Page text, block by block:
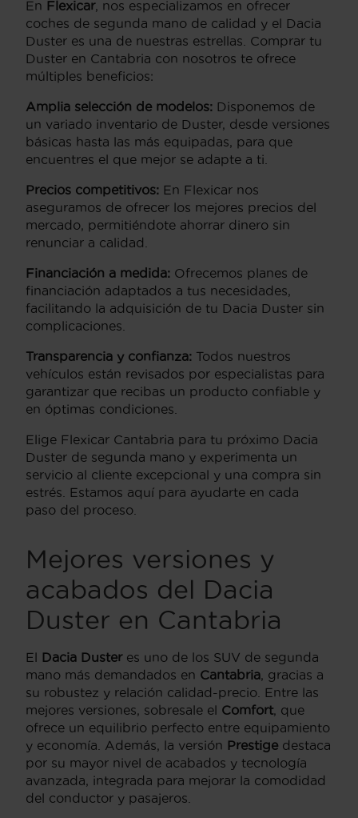
En Flexicar, nos especializamos en ofrecer
coches de segunda mano de calidad y el Dacia
Duster es una de nuestras estrellas. Comprar tu
Duster en Cantabria con nosotros te ofrece
múltiples beneficios:
Amplia selección de modelos: Disponemos de
un variado inventario de Duster, desde versiones
básicas hasta las más equipadas, para que
encuentres el que mejor se adapte a ti.
Precios competitivos: En Flexicar nos
aseguramos de ofrecer los mejores precios del
mercado, permitiéndote ahorrar dinero sin
renunciar a calidad.
Financiación a medida: Ofrecemos planes de
financiación adaptados a tus necesidades,
facilitando la adquisición de tu Dacia Duster sin
complicaciones.
Transparencia y confianza: Todos nuestros
vehículos están revisados por especialistas para
garantizar que recibas un producto confiable y
en óptimas condiciones.
Elige Flexicar Cantabria para tu próximo Dacia
Duster de segunda mano y experimenta un
servicio al cliente excepcional y una compra sin
estrés. Estamos aquí para ayudarte en cada
paso del proceso.
Mejores versiones y
acabados del Dacia
Duster en Cantabria
El Dacia Dusteres uno de los SUV de segunda
mano más demandados en Cantabria, gracias a
su robustez y relación calidad-precio. Entre las
mejores versiones, sobresale el Comfort, que
ofrece un equilibrio perfecto entre equipamiento
y economía. Además, la versión Prestige destaca
por su mayor nivel de acabados y tecnología
avanzada, integrada para mejorar la comodidad
del conductor y pasajeros.